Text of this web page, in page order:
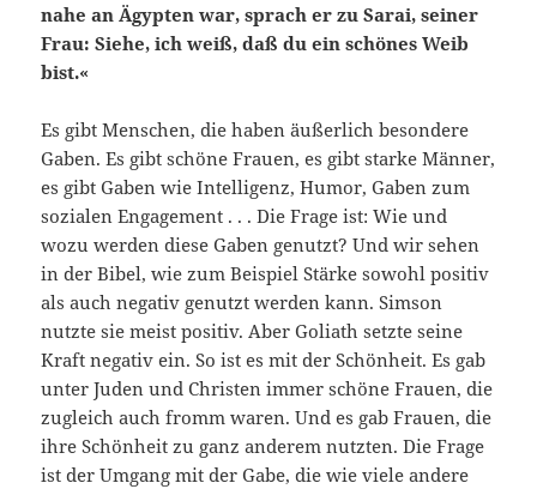
nahe an Ägypten war, sprach er zu Sarai, seiner
Frau: Siehe, ich weiß, daß du ein schönes Weib
bist.«
Es gibt Menschen, die haben äußerlich besondere
Gaben. Es gibt schöne Frauen, es gibt starke Männer,
es gibt Gaben wie Intelligenz, Humor, Gaben zum
sozialen Engagement . . . Die Frage ist: Wie und
wozu werden diese Gaben genutzt? Und wir sehen
in der Bibel, wie zum Beispiel Stärke sowohl positiv
als auch negativ genutzt werden kann. Simson
nutzte sie meist positiv. Aber Goliath setzte seine
Kraft negativ ein. So ist es mit der Schönheit. Es gab
unter Juden und Christen immer schöne Frauen, die
zugleich auch fromm waren. Und es gab Frauen, die
ihre Schönheit zu ganz anderem nutzten. Die Frage
ist der Umgang mit der Gabe, die wie viele andere